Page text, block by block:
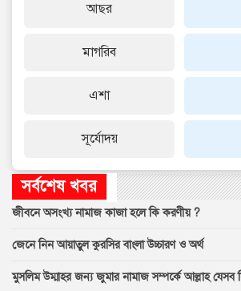
আছর
মাগরিব
এশা
সূর্যোদয়
সর্বশেষ খবর
জীবনে অসংখ্য নামাজ কাজা হলে কি করণীয় ?
জেনে নিন আয়াতুল কুরসির বাংলা উচ্চারণ ও অর্থ
মুসলিম উম্মাহর জন্য জুমার নামাজ সম্পর্কে আল্লাহ যেসব